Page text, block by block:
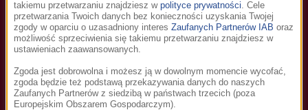
Adres e-mail*
Krok 2.
takiemu przetwarzaniu znajdziesz w polityce prywatności. Cele
przetwarzania Twoich danych bez konieczności uzyskania Twojej
zgody w oparciu o uzasadniony interes Zaufanych Partnerów IAB oraz
możliwość sprzeciwienia się takiemu przetwarzaniu znajdziesz w
ustawieniach zaawansowanych.
Zgoda jest dobrowolna i możesz ją w dowolnym momencie wycofać,
zgoda będzie też podstawą przekazywania danych do naszych
Zaufanych Partnerów z siedzibą w państwach trzecich (poza
Europejskim Obszarem Gospodarczym).